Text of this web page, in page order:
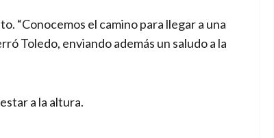
“Conocemos el camino para llegar a una
Toledo, enviando además un saludo a la
a la altura.